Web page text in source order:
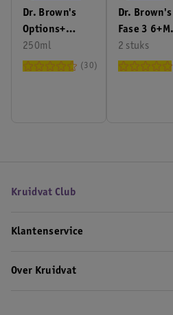
Dr. Brown's
Options+
Antikoliekfles
Met Smalle
250ml
30
Dr. Brown's
Fase 3 6+M
Flesspenen
Voor Smalle
2 stuks
Kruidvat Club
Klantenservice
Over Kruidvat